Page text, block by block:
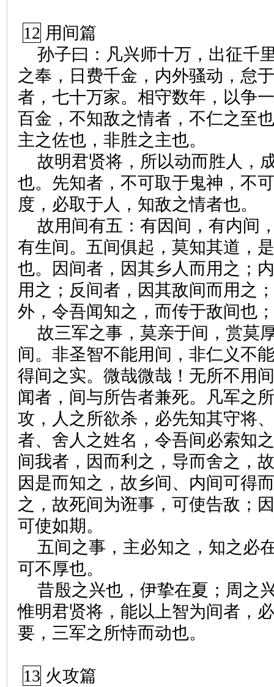
12 用间篇
孙子曰：凡兴师十万，出征千
之奉，日费千金，内外骚动，怠
者，七十万家。相守数年，以争
百金，不知敌之情者，不仁之至
主之佐也，非胜之主也。
故明君贤将，所以动而胜人，
也。先知者，不可取于鬼神，不
度，必取于人，知敌之情者也。
故用间有五：有因间，有内间
有生间。五间俱起，莫知其道，
也。因间者，因其乡人而用之；
用之；反间者，因其敌间而用之
外，令吾闻知之，而传于敌间也
故三军之事，莫亲于间，赏莫
间。非圣智不能用间，非仁义不
得间之实。微哉微哉！无所不用
闻者，间与所告者兼死。凡军之
攻，人之所欲杀，必先知其守将
者、舍人之姓名，令吾间必索知
间我者，因而利之，导而舍之，
因是而知之，故乡间、内间可得
之，故死间为诳事，可使告敌；
可使如期。
五间之事，主必知之，知之必
可不厚也。
昔殷之兴也，伊挚在夏；周之
惟明君贤将，能以上智为间者，
要，三军之所恃而动也。
13 火攻篇